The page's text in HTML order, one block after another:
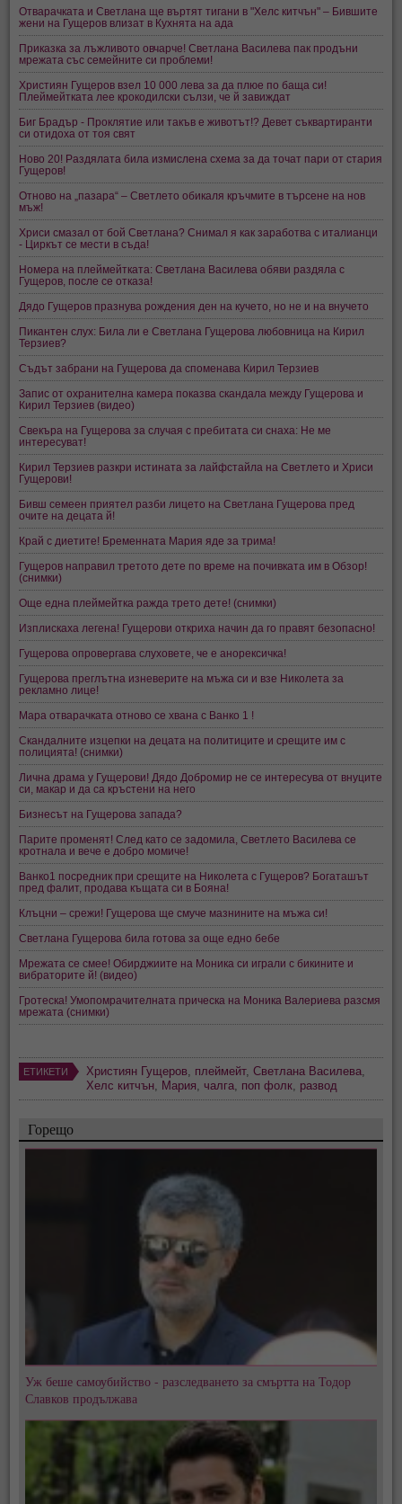
Отварачката и Светлана ще въртят тигани в "Хелс китчън" – Бившите
жени на Гущеров влизат в Кухнята на ада
Приказка за лъжливото овчарче! Светлана Василева пак продъни
мрежата със семейните си проблеми!
Християн Гущеров взел 10 000 лева за да плюе по баща си!
Плеймейтката лее крокодилски сълзи, че й завиждат
Биг Брадър - Проклятие или такъв е животът!? Девет съквартиранти
си отидоха от тоя свят
Ново 20! Раздялата била измислена схема за да точат пари от стария
Гущеров!
Отново на „пазара“ – Светлето обикаля кръчмите в търсене на нов
мъж!
Хриси смазал от бой Светлана? Снимал я как заработва с италианци
- Циркът се мести в съда!
Номера на плеймейтката: Светлана Василева обяви раздяла с
Гущеров, после се отказа!
Дядо Гущеров празнува рождения ден на кучето, но не и на внучето
Пикантен слух: Била ли е Светлана Гущерова любовница на Кирил
Терзиев?
Съдът забрани на Гущерова да споменава Кирил Терзиев
Запис от охранителна камера показва скандала между Гущерова и
Кирил Терзиев (видео)
Свекъра на Гущерова за случая с пребитата си снаха: Не ме
интересуват!
Кирил Терзиев разкри истината за лайфстайла на Светлето и Хриси
Гущерови!
Бивш семеен приятел разби лицето на Светлана Гущерова пред
очите на децата й!
Край с диетите! Бременната Мария яде за трима!
Гущеров направил третото дете по време на почивката им в Обзор!
(снимки)
Още една плеймейтка ражда трето дете! (снимки)
Изплискаха легена! Гущерови откриха начин да го правят безопасно!
Гущерова опровергава слуховете, че е анорексичка!
Гущерова преглътна изневерите на мъжа си и взе Николета за
рекламно лице!
Мара отварачката отново се хвана с Ванко 1 !
Скандалните изцепки на децата на политиците и срещите им с
полицията! (снимки)
Лична драма у Гущерови! Дядо Добромир не се интересува от внуците
си, макар и да са кръстени на него
Бизнесът на Гущерова запада?
Парите променят! След като се задомила, Светлето Василева се
кротнала и вече е добро момиче!
Ванко1 посредник при срещите на Николета с Гущеров? Богаташът
пред фалит, продава къщата си в Бояна!
Клъцни – срежи! Гущерова ще смуче мазнините на мъжа си!
Светлана Гущерова била готова за още едно бебе
Мрежата се смее! Обирджиите на Моника си играли с бикините и
вибраторите й! (видео)
Гротеска! Умопомрачителната прическа на Моника Валериева разсмя
мрежата (снимки)
ЕТИКЕТИ Християн Гущеров, плеймейт,Светлана Василева,
Хелс китчън, Мария, чалга, поп фолк, развод
Горещо
Уж беше самоубийство - разследването за смъртта на Тодор
Славков продължава